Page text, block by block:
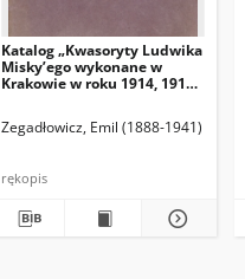
Katalog „Kwasoryty Ludwika
Misky’ego wykonane w
Krakowie w roku 1914, 1915,
Zegadłowicz, Emil (1888-1941)
rękopis